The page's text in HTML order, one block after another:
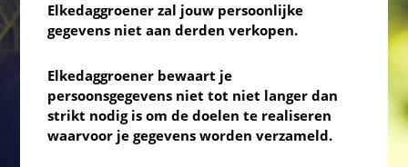
Elkedaggroener zal jouw persoonlijke
gegevens niet aan derden verkopen.
Elkedaggroener bewaart je
persoonsgegevens niet tot niet langer dan
strikt nodig is om de doelen te realiseren
waarvoor je gegevens worden verzameld.